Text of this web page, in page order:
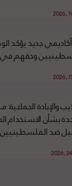
جديد يؤكد
وحقهم في
والإبادة
بشأن
ضد الفلسطينيين منذ 7